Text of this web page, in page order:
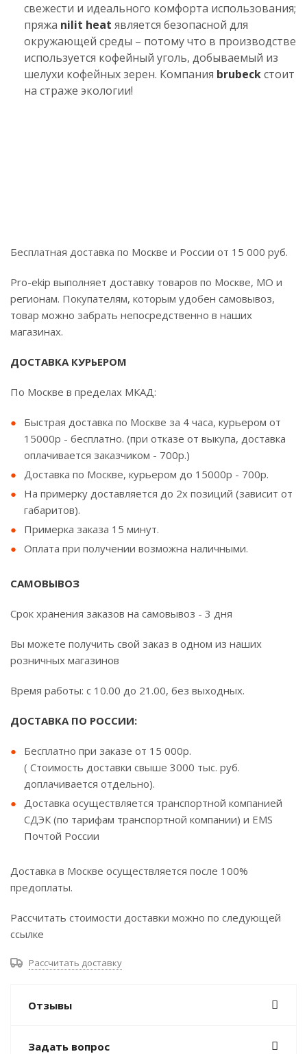
свежести и идеального комфорта использования;
пряжа nilit heat является безопасной для
окружающей среды – потому что в производстве
используется кофейный уголь, добываемый из
шелухи кофейных зерен. Компания brubeckстоит
на страже экологии!
Бесплатная доставка по Москве и России от 15 000 руб.
Pro-ekip выполняет доставку товаров по Москве, МО и
регионам. Покупателям, которым удобен самовывоз,
товар можно забрать непосредственно в наших
магазинах.
ДОСТАВКА КУРЬЕРОМ
По Москве в пределах МКАД:
Быстрая доставка по Москве за 4 часа, курьером от
15000р - бесплатно. (при отказе от выкупа, доставка
оплачивается заказчиком - 700р.)
Доставка по Москве, курьером до 15000р - 700р.
На примерку доставляется до 2х позиций (зависит от
габаритов).
Примерка заказа 15 минут.
Оплата при получении возможна наличными.
САМОВЫВОЗ
Срок хранения заказов на самовывоз - 3 дня
Вы можете получить свой заказ в одном из наших
розничных магазинов
Время работы: с 10.00 до 21.00, без выходных.
ДОСТАВКА ПО РОССИИ:
Бесплатно при заказе от 15 000р.
( Стоимость доставки свыше 3000 тыс. руб.
доплачивается отдельно).
Доставка осуществляется транспортной компанией
СДЭК (по тарифам транспортной компании) и EMS
Почтой России
Доставка в Москве осуществляется после 100%
предоплаты.
Рассчитать стоимости доставки можно по следующей
ссылке
Рассчитать доставку
Отзывы
Задать вопрос